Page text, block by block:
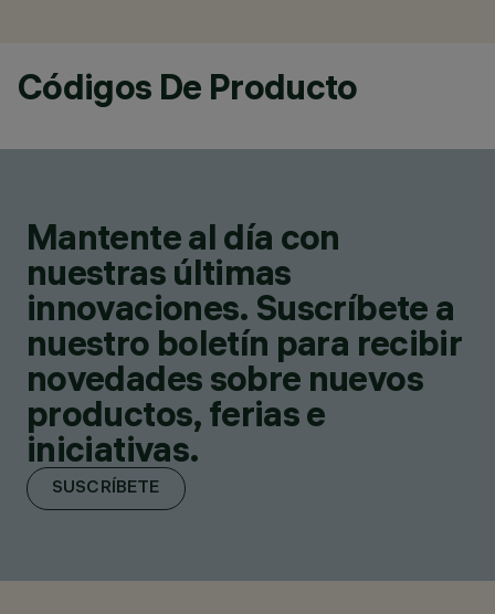
Códigos De Producto
Mantente al día con
nuestras últimas
innovaciones. Suscríbete a
nuestro boletín para recibir
novedades sobre nuevos
productos, ferias e
iniciativas.
SUSCRÍBETE